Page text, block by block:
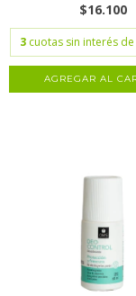
$16.100
3 cuotas sin interés de